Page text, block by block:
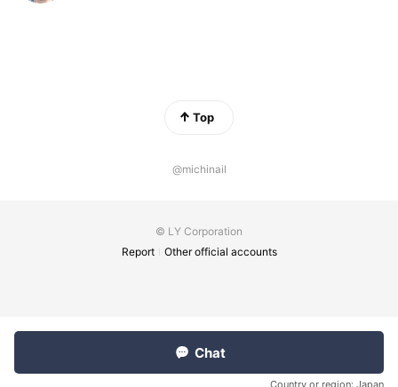
Top
@michinail
© LY Corporation
Report
Other official accounts
Chat
Country or region: Japan